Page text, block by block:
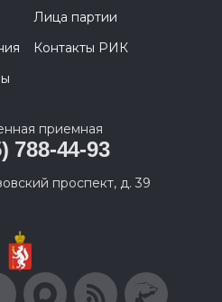
Лица партии
Контакты РИК
приемная
788-44-93
проспект, д. 39